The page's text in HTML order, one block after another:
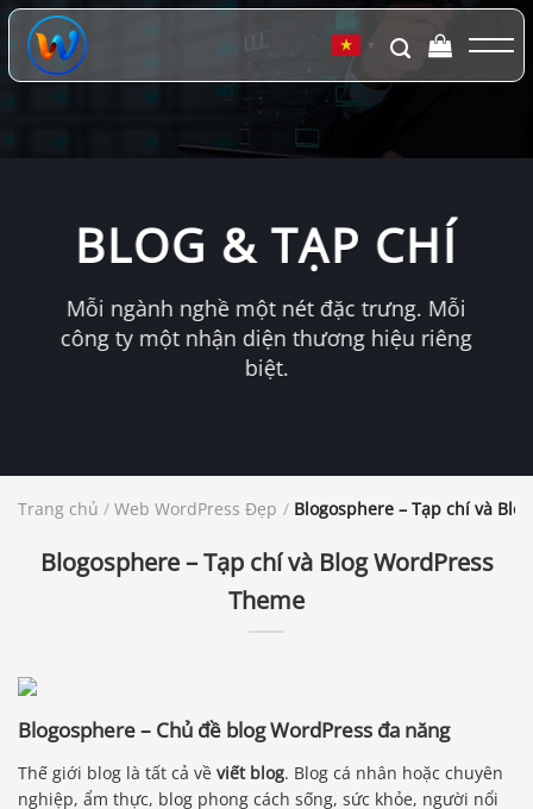
Chuyển
đến
dung
▼
BLOG & TẠP CHÍ
Mỗi ngành nghề một nét đặc trưng. Mỗi
công ty một nhận diện thương hiệu riêng
biệt.
Trang chủ / Web WordPress Đẹp / Blogosphere – Tạp chí và
Blogosphere – Tạp chí và Blog WordPress
Theme
Blogosphere – Chủ đề blog WordPress đa năng
Thế giới blog là tất cả về viết blog. Blog cá nhân hoặc chuyên
nghiệp, ẩm thực, blog phong cách sống, sức khỏe, người nổi